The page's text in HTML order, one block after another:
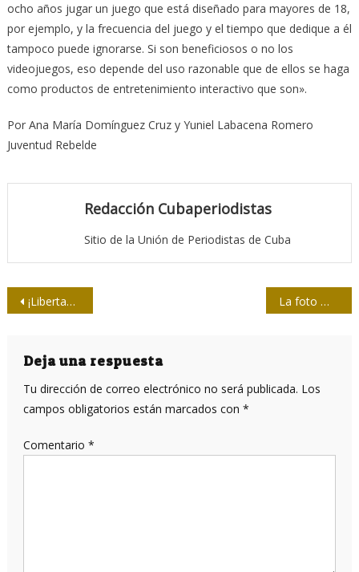
ocho años jugar un juego que está diseñado para mayores de 18,
por ejemplo, y la frecuencia del juego y el tiempo que dedique a él
tampoco puede ignorarse. Si son beneficiosos o no los
videojuegos, eso depende del uso razonable que de ellos se haga
como productos de entretenimiento interactivo que son».
Por Ana María Domínguez Cruz y Yuniel Labacena Romero
Juventud Rebelde
Redacción Cubaperiodistas
Sitio de la Unión de Periodistas de Cuba
Navegación
entradas
¡Libertad para Julian Assange! La foto más vista
Deja una respuesta
Tu dirección de correo electrónico no será publicada. Los
campos obligatorios están marcados con *
Comentario *